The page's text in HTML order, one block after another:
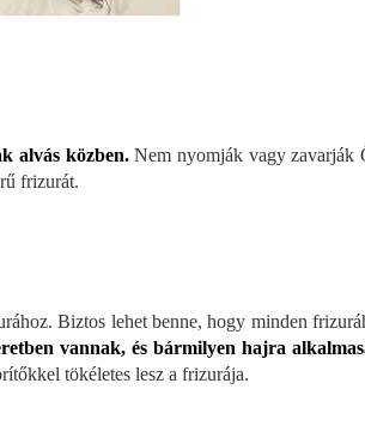
alvás közben.Nem nyomják vagy zavarják
frizurát.
Biztos lehet benne, hogy minden
vannak, és bármilyen hajra
tökéletes lesz a frizurája.